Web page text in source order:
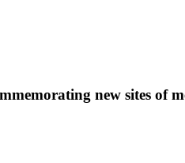
new sites of